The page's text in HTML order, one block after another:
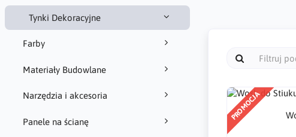
Tynki Dekoracyjne
Farby
Materiały Budowlane
Narzędzia i akcesoria
Panele na ścianę PROMOCJA